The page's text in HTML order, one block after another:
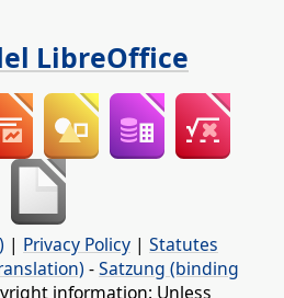
LibreOffice
| Privacy Policy | Statutes
-Satzung (binding
information: Unless